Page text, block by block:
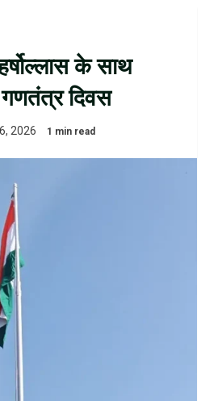
के साथ
गणतंत्र दिवस
2026 1 min read